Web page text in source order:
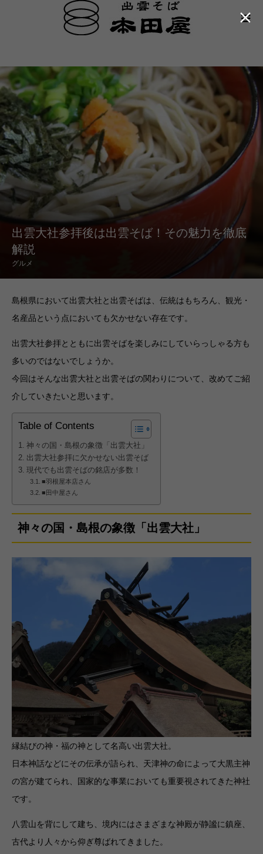
出雲大社参拝後は出雲そば！その魅力を徹底
解説
グルメ
島根県において出雲大社と出雲そばは、伝統はもちろん、観光・
名産品という点においても欠かせない存在です。
出雲大社参拝とともに出雲そばを楽しみにしていらっしゃる方も
多いのではないでしょうか。
今回はそんな出雲大社と出雲そばの関わりについて、改めてご紹
介していきたいと思います。
Table of Contents
神々の国・島根の象徴「出雲大社」
出雲大社参拝に欠かせない出雲そば
現代でも出雲そばの銘店が多数！
■羽根屋本店さん
■田中屋さん
神々の国・島根の象徴「出雲大社」
縁結びの神・福の神として名高い出雲大社。
日本神話などにその伝承が語られ、天津神の命によって大黒主神
の宮が建てられ、国家的な事業においても重要視されてきた神社
です。
八雲山を背にして建ち、境内にはさまざまな神殿が静謐に鎮座、
古代より人々から仰ぎ尊ばれてきました。
